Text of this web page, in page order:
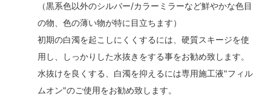
（黒系色以外のシルバー/カラーミラーなど鮮やかな色目
の物、色の薄い物が特に目立ちます）
初期の白濁を起こしにくくするには、硬質スキージを使
用し、しっかりした水抜きをする事をお勧め致します。
水抜けを良くする、白濁を抑えるには専用施工液"フィル
ムオン"のご使用をお勧め致します。